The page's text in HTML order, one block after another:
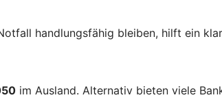
handlungsfähig bleiben, hilft ein
im Ausland. Alternativ bieten viele